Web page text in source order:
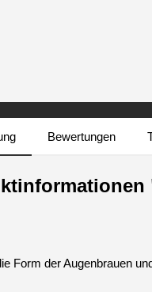
Bewertungen
Form der Augenbrauen